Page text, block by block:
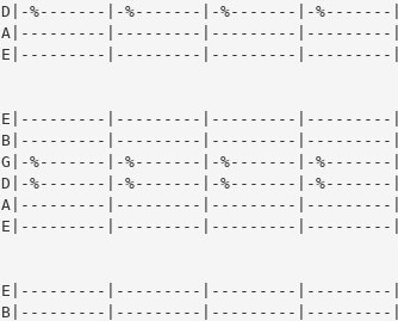
D|-%-------|-%-------|-%-------|-
A|---------|---------|---------
E|---------|---------|---------
E|---------|---------|---------
B|---------|---------|---------
G|-%-------|-%-------|-%-------|-
D|-%-------|-%-------|-%-------|-
A|---------|---------|---------
E|---------|---------|---------
E|---------|---------|---------
B|---------|---------|---------